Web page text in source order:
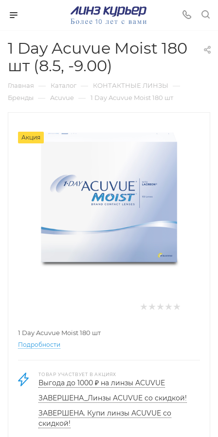
1 Day Acuvue Moist 180
шт (8.5, -9.00)
Главная — Каталог — КОНТАКТНЫЕ ЛИНЗЫ —
Бренды — Acuvue — 1 Day Acuvue Moist 180 шт
Акция
1 Day Acuvue Moist 180 шт
Подробности
ТОВАР УЧАСТВУЕТ В АКЦИЯХ
Выгода до 1000 ₽ на линзы ACUVUE
ЗАВЕРШЕНА_Линзы ACUVUE со скидкой!
ЗАВЕРШЕНА. Купи линзы ACUVUE со
скидкой!